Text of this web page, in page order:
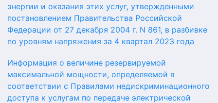
энергии и оказания этих услуг, утвержденными
постановлением Правительства Российской
Федерации от 27 декабря 2004 г. N 861, в разбивке
по уровням напряжения за 4 квартал 2023 года
Информация о величине резервируемой
максимальной мощности, определяемой в
соответствии с Правилами недискриминационного
доступа к услугам по передаче электрической